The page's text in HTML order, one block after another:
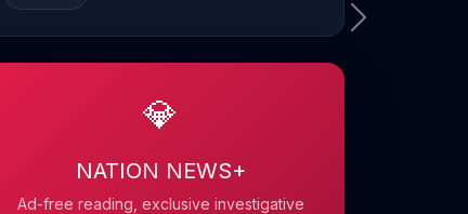
💎
NATION NEWS+
Ad-free reading, exclusive investigative